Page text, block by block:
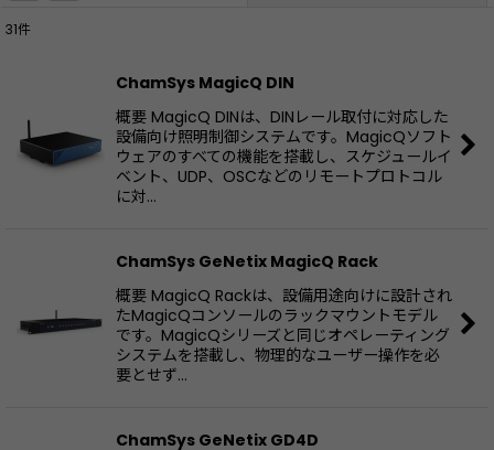
サブカテゴリ
表示数:
絞り込む
31件
ChamSys MagicQ DIN
概要 MagicQ DINは、DINレール取付に対応した
設備向け照明制御システムです。MagicQソフト
ウェアのすべての機能を搭載し、スケジュールイ
ベント、UDP、OSCなどのリモートプロトコル
に対…
ChamSys GeNetix MagicQ Rack
概要 MagicQ Rackは、設備用途向けに設計され
たMagicQコンソールのラックマウントモデル
です。MagicQシリーズと同じオペレーティング
システムを搭載し、物理的なユーザー操作を必
要とせず…
ChamSys GeNetix GD4D